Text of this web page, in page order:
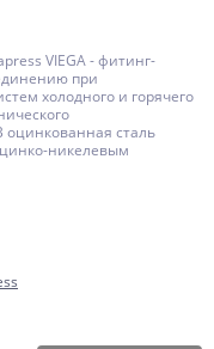
VIEGA - фитинг-
при
холодного и горячего
сталь
цинко-никелевым